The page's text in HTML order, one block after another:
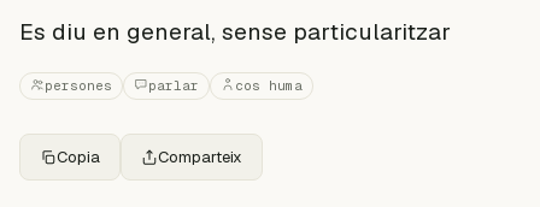
Es diu en general, sense particularitzar
persones parlar cos huma
Copia Comparteix